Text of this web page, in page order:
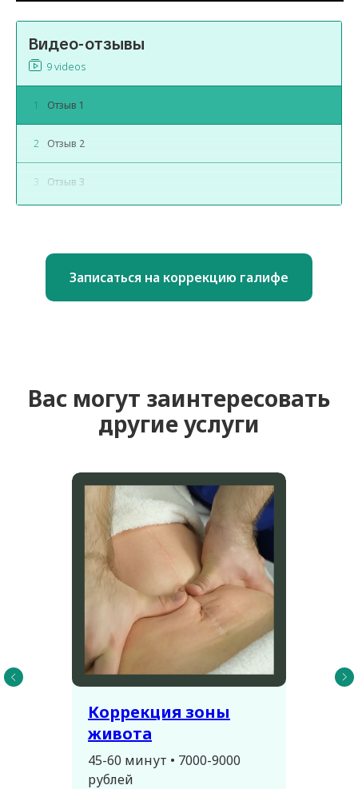
Видео-отзывы
9 videos
1 Отзыв 1
2 Отзыв 2
3 Отзыв 3
Отзыв 5
Отзыв 6
Записаться на коррекцию галифе
Вас могут заинтересовать
другие услуги
Коррекция зоны
живота
45-60 минут • 7000-9000
рублей